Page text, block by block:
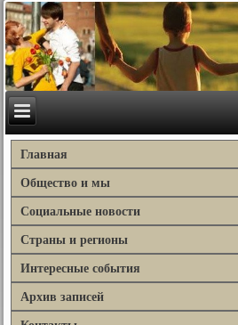
Главная
Общество и мы
Социальные новости
Страны и регионы
Интересные события
Архив записей